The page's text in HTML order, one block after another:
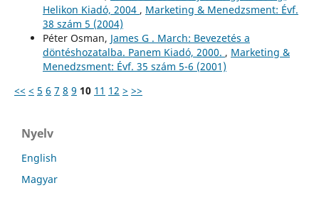
Helikon Kiadó, 2004 , Marketing & Menedzsment: Évf.
38 szám 5 (2004)
Péter Osman, James G . March: Bevezetés a
döntéshozatalba. Panem Kiadó, 2000. , Marketing &
Menedzsment: Évf. 35 szám 5-6 (2001)
<< < 5 6 7 8 9 10 11 12 > >>
Nyelv
English
Magyar